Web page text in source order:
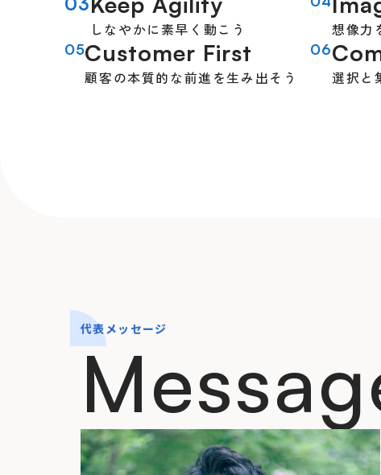
しなやかに素早く動こう
05Customer First
顧客の本質的な前進を生み出そう
想像力
06
選択と
代表メッセージ